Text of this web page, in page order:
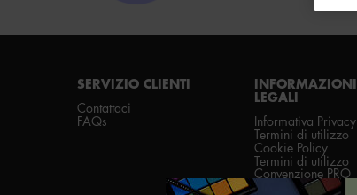
SERVIZIO CLIENTI
Contattaci
FAQs
INFORMAZIONI
LEGALI
Informativa Privacy
Termini di utilizzo
Cookie Policy
Termini di utilizzo
Convenzione PRO
Regolamenti